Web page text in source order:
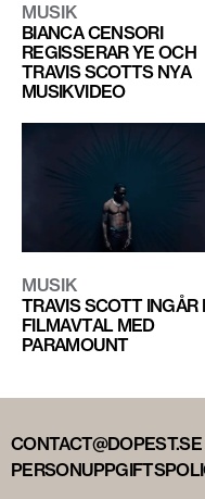
MUSIK
BIANCA CENSORI
REGISSERAR YE OCH
TRAVIS SCOTTS NYA
MUSIKVIDEO
MUSIK
TRAVIS SCOTT INGÅR I
FILMAVTAL MED
PARAMOUNT
CONTACT@DOPEST.SE